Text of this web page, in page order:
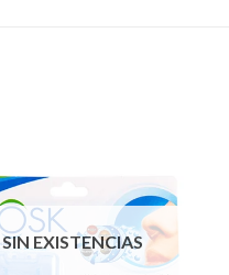
SIN EXISTENCIAS